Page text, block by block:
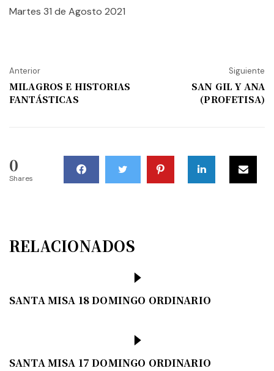
Martes 31 de Agosto 2021
Anterior
MILAGROS E HISTORIAS
FANTÁSTICAS
Siguiente
SAN GIL Y ANA
(PROFETISA)
0
Shares
RELACIONADOS
SANTA MISA 18 DOMINGO ORDINARIO
SANTA MISA 17 DOMINGO ORDINARIO